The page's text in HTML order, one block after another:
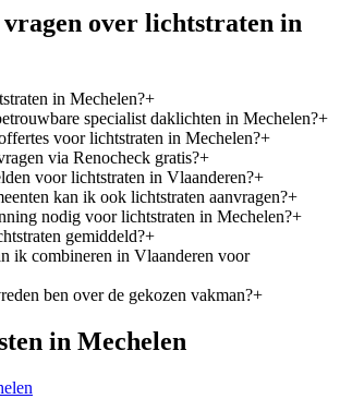
vragen over lichtstraten in
in Mechelen?+
specialist daklichten in Mechelen?+
voor lichtstraten in Mechelen?+
via Renocheck gratis?+
voor lichtstraten in Vlaanderen?+
kan ik ook lichtstraten aanvragen?+
nodig voor lichtstraten in Mechelen?+
gemiddeld?+
ik combineren in Vlaanderen voor
ben over de gekozen vakman?+
in Mechelen